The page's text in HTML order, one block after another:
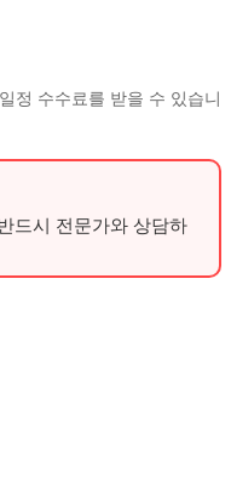
정 수수료를 받을 수 있습니
드시 전문가와 상담하